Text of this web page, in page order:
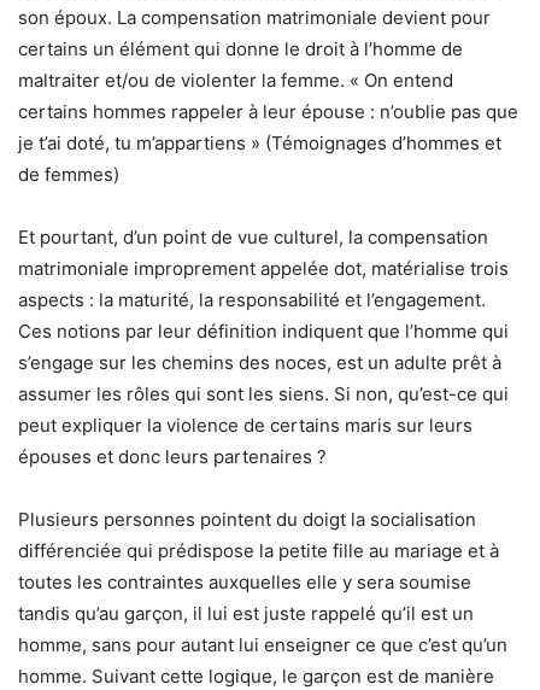
son époux. La compensation matrimoniale devient pour
certains un élément qui donne le droit à l’homme de
maltraiter et/ou de violenter la femme. « On entend
certains hommes rappeler à leur épouse : n’oublie pas que
je t’ai doté, tu m’appartiens » (Témoignages d’hommes et
de femmes)
Et pourtant, d’un point de vue culturel, la compensation
matrimoniale improprement appelée dot, matérialise trois
aspects : la maturité, la responsabilité et l’engagement.
Ces notions par leur définition indiquent que l’homme qui
s’engage sur les chemins des noces, est un adulte prêt à
assumer les rôles qui sont les siens. Si non, qu’est-ce qui
peut expliquer la violence de certains maris sur leurs
épouses et donc leurs partenaires ?
Plusieurs personnes pointent du doigt la socialisation
différenciée qui prédispose la petite fille au mariage et à
toutes les contraintes auxquelles elle y sera soumise
tandis qu’au garçon, il lui est juste rappelé qu’il est un
homme, sans pour autant lui enseigner ce que c’est qu’un
homme. Suivant cette logique, le garçon est de manière